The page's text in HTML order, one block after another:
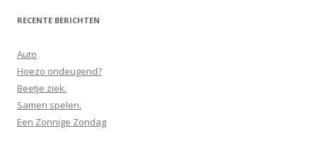
RECENTE BERICHTEN
Auto
Hoezo ondeugend?
Beetje ziek.
Samen spelen.
Een Zonnige Zondag